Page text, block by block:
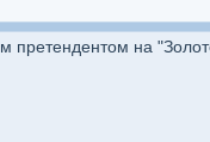
претендентом на